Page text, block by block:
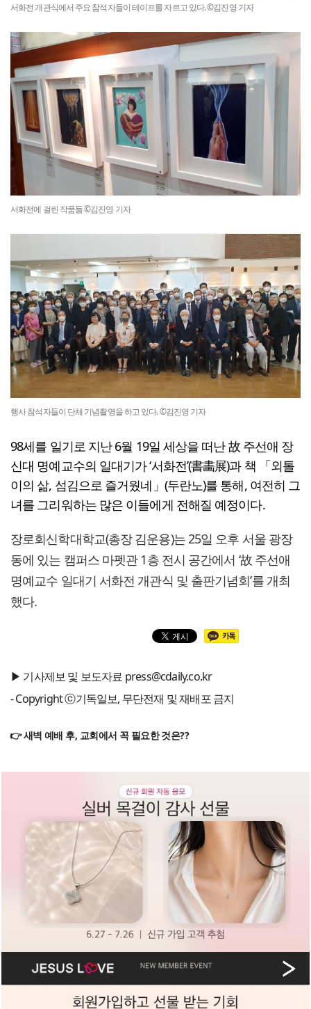
서화전 개관식에서 주요 참석자들이 테이프를 자르고 있다. ©김진영 기자
서화전에 걸린 작품들 ©김진영 기자
행사 참석자들이 단체 기념촬영을 하고 있다. ©김진영 기자
98세를 일기로 지난 6월 19일 세상을 떠난 故 주선애 장
신대 명예교수의 일대기가 ‘서화전’(書畵展)과 책 「외톨
이의 삶, 섬김으로 즐거웠네」(두란노)를 통해, 여전히 그
녀를 그리워하는 많은 이들에게 전해질 예정이다.
장로회신학대학교(총장 김운용)는 25일 오후 서울 광장
동에 있는 캠퍼스 마펫관 1층 전시 공간에서 ‘故 주선애
명예교수 일대기 서화전 개관식 및 출판기념회’를 개최
했다.
▶ 기사제보 및 보도자료 press@cdaily.co.kr
- Copyright ⓒ기독일보, 무단전재 및 재배포 금지
👉 새벽 예배 후, 교회에서 꼭 필요한 것은??